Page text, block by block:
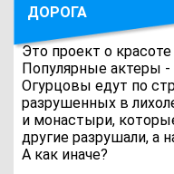
ДОРОГА
Это проект о
Популярные актеры
Огурцовы едут по
разрушенных в
и монастыри,
другие разрушали, а
А как иначе?